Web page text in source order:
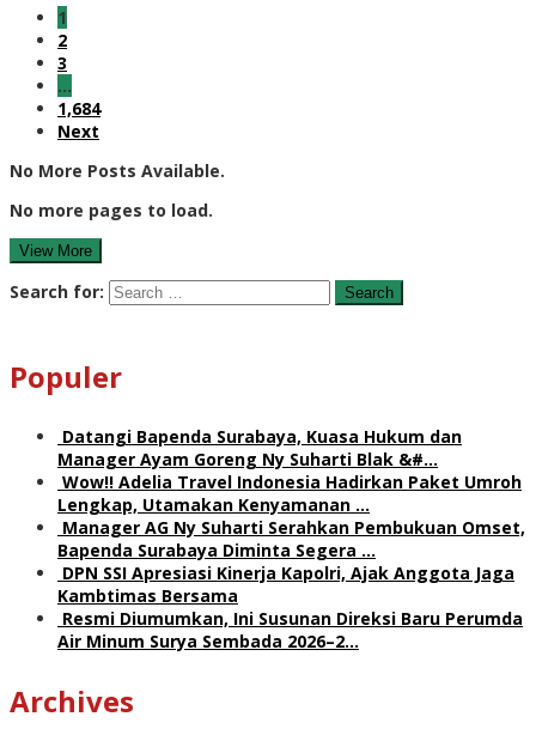
1
2
3
…
1,684
Next
No More Posts Available.
No more pages to load.
View More
Search for:
Populer
Datangi Bapenda Surabaya, Kuasa Hukum dan
Manager Ayam Goreng Ny Suharti Blak &#…
Wow!! Adelia Travel Indonesia Hadirkan Paket Umroh
Lengkap, Utamakan Kenyamanan …
Manager AG Ny Suharti Serahkan Pembukuan Omset,
Bapenda Surabaya Diminta Segera …
DPN SSI Apresiasi Kinerja Kapolri, Ajak Anggota Jaga
Kambtimas Bersama
Resmi Diumumkan, Ini Susunan Direksi Baru Perumda
Air Minum Surya Sembada 2026–2…
Archives